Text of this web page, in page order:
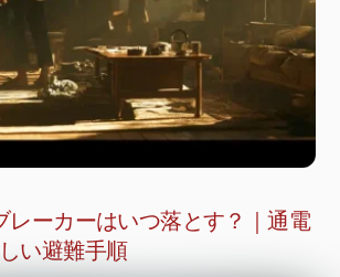
レーカーはいつ落とす？｜通電
い避難手順